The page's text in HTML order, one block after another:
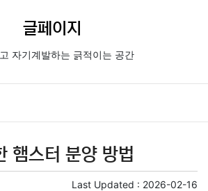
글페이지
자기계발하는 긁적이는 공간
햄스터 분양 방법
Last Updated : 2026-02-16